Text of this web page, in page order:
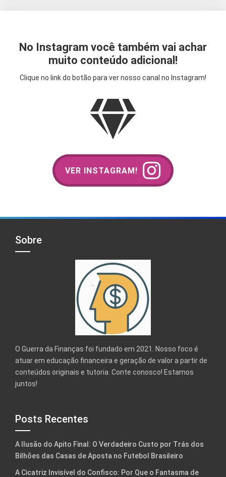
No Instagram você também vai achar
muito conteúdo adicional!
Clique no link do botão para ver nosso canal no Instagram!
VER INSTAGRAM!
Sobre
O Guerra da Finanças foi fundado em 2021. Nosso foco é
atuar em educação financeira e geração de valor a partir de
conteúdos originais e tutoria. Conte conosco! Estamos
juntos!
Posts Recentes
A Ilusão do Apito Final: O Verdadeiro Custo por Trás dos
Bilhões das Casas de Aposta no Futebol Brasileiro
A Cicatriz Invisível do Confisco: Por Que o Fantasma de